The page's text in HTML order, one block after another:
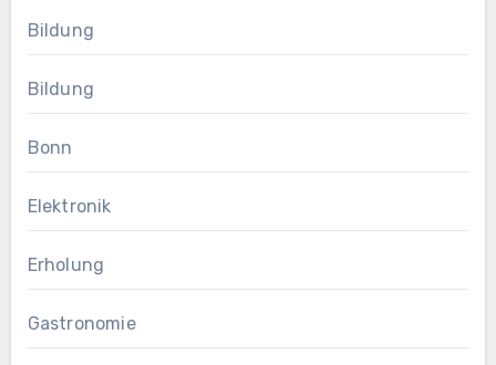
Bildung
Bildung
Bonn
Elektronik
Erholung
Gastronomie